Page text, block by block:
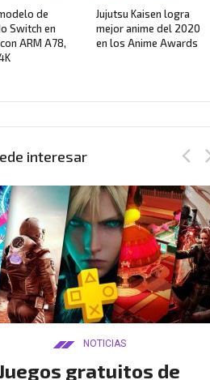
de
Switch en
ARM A78,
Jujutsu Kaisen logra
mejor anime del 2020
en los Anime Awards
interesar
NOTICIAS
gratuitos de